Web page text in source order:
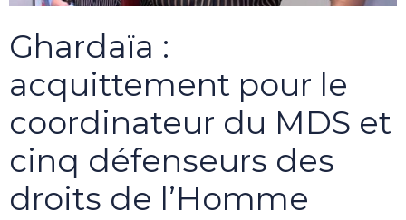
Ghardaïa :
acquittement pour le
coordinateur du MDS et
cinq défenseurs des
droits de l’Homme